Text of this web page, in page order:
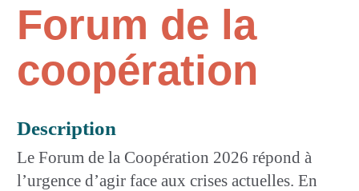
Forum de la
coopération
Description
Le Forum de la Coopération 2026 répond à
l’urgence d’agir face aux crises actuelles. En